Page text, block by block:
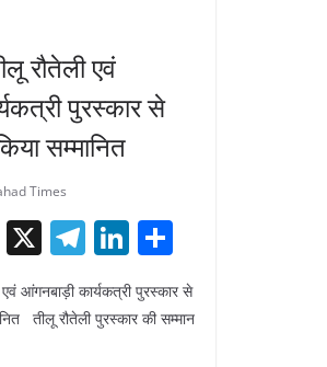
रौतेली एवं
पुरस्कार से
सम्मानित
Times
Pi
nt
X T
el
e
gr
Li
n
k
h
ar
आंगनबाड़ी कार्यकत्री पुरस्कार से
तीलू रौतेली पुरस्कार की सम्मान